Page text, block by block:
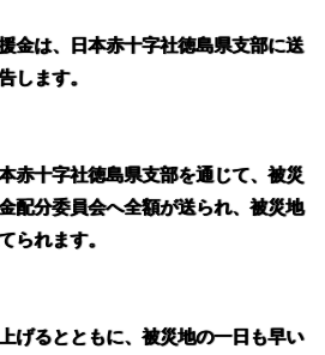
金は、日本赤十字社徳島県支部に送
します。
赤十字社徳島県支部を通じて、被災
配分委員会へ全額が送られ、被災地
られます。
げるとともに、被災地の一日も早い